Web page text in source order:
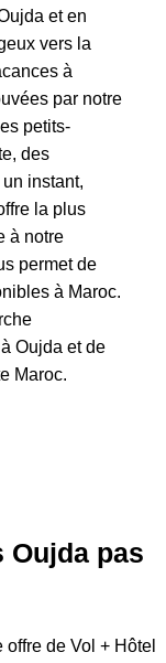
et en
vers la
à
par notre
petits-
des
instant,
la plus
à notre
permet de
à Maroc.
Oujda et de
Maroc.
Oujda pas
offre de Vol + Hôtel